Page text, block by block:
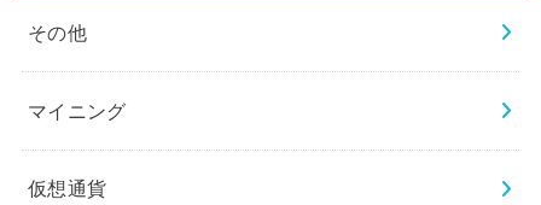
その他
マイニング
仮想通貨